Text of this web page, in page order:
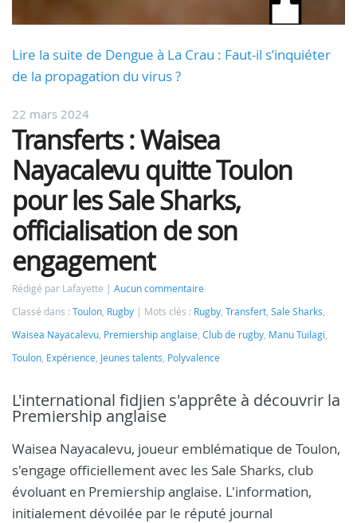
Lire la suite de Dengue à La Crau : Faut-il s’inquiéter
de la propagation du virus ?
22 mars 2024
Transferts : Waisea
Nayacalevu quitte Toulon
pour les Sale Sharks,
officialisation de son
engagement
Rédigé par Lafayette
Aucun commentaire
Classé dans : Toulon, Rugby Mots clés : Rugby, Transfert, Sale Sharks,
Waisea Nayacalevu, Premiership anglaise, Club de rugby, Manu Tuilagi,
Toulon, Expérience, Jeunes talents, Polyvalence
L'international fidjien s'apprête à découvrir la
Premiership anglaise
Waisea Nayacalevu, joueur emblématique de Toulon,
s'engage officiellement avec les Sale Sharks, club
évoluant en Premiership anglaise. L'information,
initialement dévoilée par le réputé journal